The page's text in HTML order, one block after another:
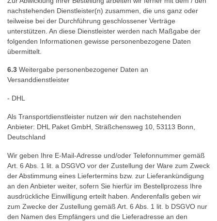
nachstehenden Dienstleister(n) zusammen, die uns ganz oder
teilweise bei der Durchführung geschlossener Verträge
unterstützen. An diese Dienstleister werden nach Maßgabe der
folgenden Informationen gewisse personenbezogene Daten
übermittelt.
6.3 Weitergabe personenbezogener Daten an
Versanddienstleister
- DHL
Als Transportdienstleister nutzen wir den nachstehenden
Anbieter: DHL Paket GmbH, Sträßchensweg 10, 53113 Bonn,
Deutschland
Wir geben Ihre E-Mail-Adresse und/oder Telefonnummer gemäß
Art. 6 Abs. 1 lit. a DSGVO vor der Zustellung der Ware zum Zweck
der Abstimmung eines Liefertermins bzw. zur Lieferankündigung
an den Anbieter weiter, sofern Sie hierfür im Bestellprozess Ihre
ausdrückliche Einwilligung erteilt haben. Anderenfalls geben wir
zum Zwecke der Zustellung gemäß Art. 6 Abs. 1 lit. b DSGVO nur
den Namen des Empfängers und die Lieferadresse an den